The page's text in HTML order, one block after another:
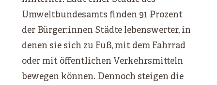
Umweltbundesamts finden 91 Prozent
der Bürger:innen Städte lebenswerter, in
denen sie sich zu Fuß, mit dem Fahrrad
oder mit öffentlichen Verkehrsmitteln
bewegen können. Dennoch steigen die